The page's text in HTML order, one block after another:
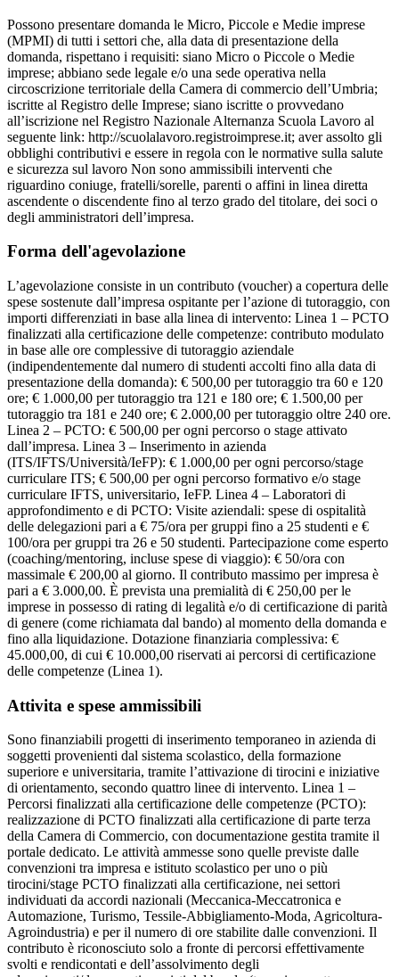
Possono presentare domanda le Micro, Piccole e Medie imprese
(MPMI) di tutti i settori che, alla data di presentazione della
domanda, rispettano i requisiti: siano Micro o Piccole o Medie
imprese; abbiano sede legale e/o una sede operativa nella
circoscrizione territoriale della Camera di commercio dell’Umbria;
iscritte al Registro delle Imprese; siano iscritte o provvedano
all’iscrizione nel Registro Nazionale Alternanza Scuola Lavoro al
seguente link: http://scuolalavoro.registroimprese.it; aver assolto gli
obblighi contributivi e essere in regola con le normative sulla salute
e sicurezza sul lavoro Non sono ammissibili interventi che
riguardino coniuge, fratelli/sorelle, parenti o affini in linea diretta
ascendente o discendente fino al terzo grado del titolare, dei soci o
degli amministratori dell’impresa.
Forma dell'agevolazione
L’agevolazione consiste in un contributo (voucher) a copertura delle
spese sostenute dall’impresa ospitante per l’azione di tutoraggio, con
importi differenziati in base alla linea di intervento: Linea 1 – PCTO
finalizzati alla certificazione delle competenze: contributo modulato
in base alle ore complessive di tutoraggio aziendale
(indipendentemente dal numero di studenti accolti fino alla data di
presentazione della domanda): € 500,00 per tutoraggio tra 60 e 120
ore; € 1.000,00 per tutoraggio tra 121 e 180 ore; € 1.500,00 per
tutoraggio tra 181 e 240 ore; € 2.000,00 per tutoraggio oltre 240 ore.
Linea 2 – PCTO: € 500,00 per ogni percorso o stage attivato
dall’impresa. Linea 3 – Inserimento in azienda
(ITS/IFTS/Università/IeFP): € 1.000,00 per ogni percorso/stage
curriculare ITS; € 500,00 per ogni percorso formativo e/o stage
curriculare IFTS, universitario, IeFP. Linea 4 – Laboratori di
approfondimento e di PCTO: Visite aziendali: spese di ospitalità
delle delegazioni pari a € 75/ora per gruppi fino a 25 studenti e €
100/ora per gruppi tra 26 e 50 studenti. Partecipazione come esperto
(coaching/mentoring, incluse spese di viaggio): € 50/ora con
massimale € 200,00 al giorno. Il contributo massimo per impresa è
pari a € 3.000,00. È prevista una premialità di € 250,00 per le
imprese in possesso di rating di legalità e/o di certificazione di parità
di genere (come richiamata dal bando) al momento della domanda e
fino alla liquidazione. Dotazione finanziaria complessiva: €
45.000,00, di cui € 10.000,00 riservati ai percorsi di certificazione
delle competenze (Linea 1).
Attivita e spese ammissibili
Sono finanziabili progetti di inserimento temporaneo in azienda di
soggetti provenienti dal sistema scolastico, della formazione
superiore e universitaria, tramite l’attivazione di tirocini e iniziative
di orientamento, secondo quattro linee di intervento. Linea 1 –
Percorsi finalizzati alla certificazione delle competenze (PCTO):
realizzazione di PCTO finalizzati alla certificazione di parte terza
della Camera di Commercio, con documentazione gestita tramite il
portale dedicato. Le attività ammesse sono quelle previste dalle
convenzioni tra impresa e istituto scolastico per uno o più
tirocini/stage PCTO finalizzati alla certificazione, nei settori
individuati da accordi nazionali (Meccanica-Meccatronica e
Automazione, Turismo, Tessile-Abbigliamento-Moda, Agricoltura-
Agroindustria) e per il numero di ore stabilite dalle convenzioni. Il
contributo è riconosciuto solo a fronte di percorsi effettivamente
svolti e rendicontati e dell’assolvimento degli